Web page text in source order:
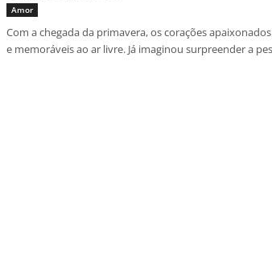
Amor
Com a chegada da primavera, os corações
e memoráveis ao ar livre. Já imaginou surpreender a